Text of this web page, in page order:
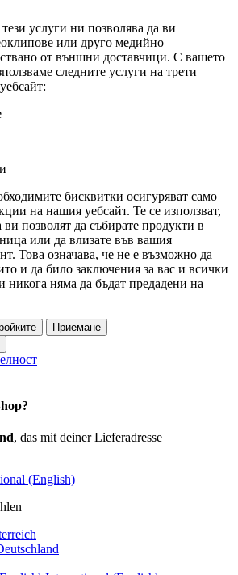
услуги ни позволява да ви
или друго медийно
от външни доставчици. С вашето
следните услуги на трети
бисквитки осигуряват само
на нашия уебсайт. Те се използват,
позволят да събирате продукти в
или да влизате във вашия
Това означава, че не е възможно да
и да било заключения за вас и всички
никога няма да бъдат предадени на
Приемане
, das mit deiner Lieferadresse
(English)